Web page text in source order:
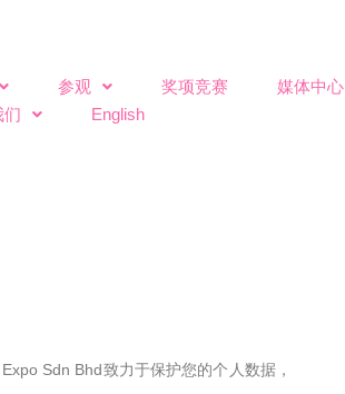
参观 奖项竞赛
媒体中心
们
English
Sdn Bhd致力于保护您的个人数据，